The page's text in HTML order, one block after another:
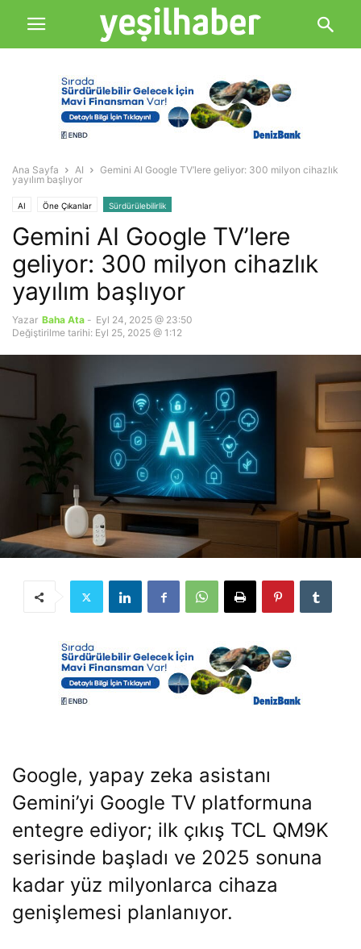
Ana Sayfa AI
Gemini AI Google TV’lere geliyor: 300 milyon cihazlık
yayılım başlıyor
AI Öne Çıkanlar Sürdürülebilirlik
Gemini AI Google TV’lere
geliyor: 300 milyon cihazlık
yayılım başlıyor
Yazar Baha Ata - Eyl 24, 2025 @ 23:50
Değiştirilme tarihi: Eyl 25, 2025 @ 1:12
Google, yapay zeka asistanı
Gemini’yi Google TV platformuna
entegre ediyor; ilk çıkış TCL QM9K
serisinde başladı ve 2025 sonuna
kadar yüz milyonlarca cihaza
genişlemesi planlanıyor.